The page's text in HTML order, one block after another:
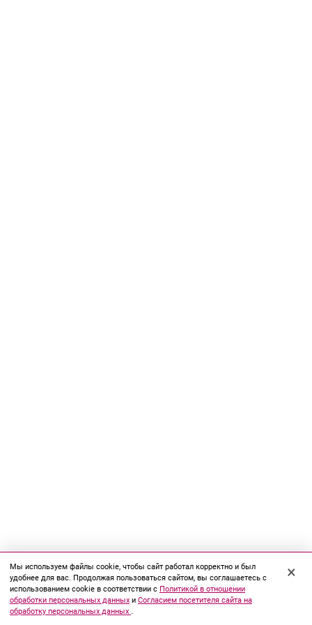
Мы используем файлы cookie, чтобы сайт работал корректно и был
удобнее для вас. Продолжая пользоваться сайтом, вы соглашаетесь с
использованием cookie в соответствии с Политикой в отношении
обработки персональных данных и Согласием посетителя сайта на
обработку персональных данных .
×